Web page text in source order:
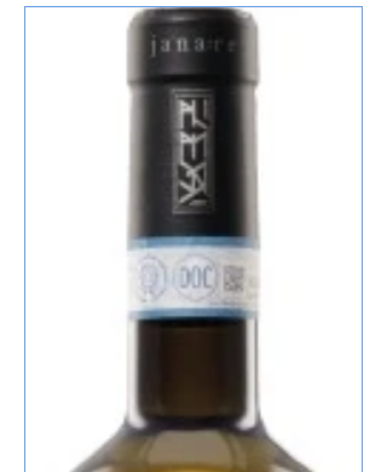
Anschnallen konnte ich ihn nicht
Am Surseee, die Schweizer haben es drauf,
eine Toilettenpause mit Ausblick. Nein,
ich habe schon das stille Örtchen benutzt.
Kurz vorm Gotthard, fast alle Pässe sind
gesperrt… Schon einmal hat ein Vorgänger
vom jetzigen BMW ei